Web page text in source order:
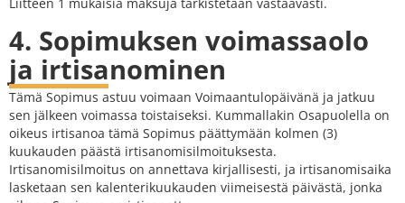
4. Sopimuksen voimassaolo
ja irtisanominen
Tämä Sopimus astuu voimaan Voimaantulopäivänä ja jatkuu
sen jälkeen voimassa toistaiseksi. Kummallakin Osapuolella on
oikeus irtisanoa tämä Sopimus päättymään kolmen (3)
kuukauden päästä irtisanomisilmoituksesta.
Irtisanomisilmoitus on annettava kirjallisesti, ja irtisanomisaika
lasketaan sen kalenterikuukauden viimeisestä päivästä, jonka